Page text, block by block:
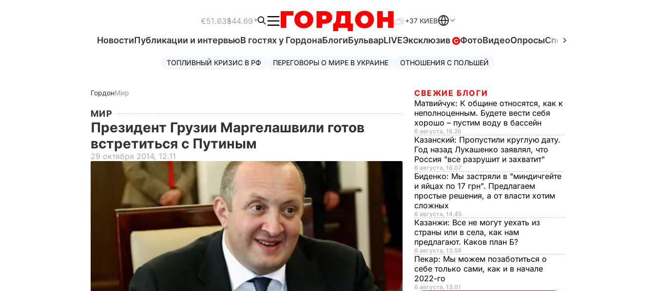
€51.63$44.69 +37 КИЕВ
НовостиПубликации и интервьюВ гостях у ГордонаБлогиБульварLIVEЭксклюзив ФотоВидеоОпросыСпецпроекты
ТОПЛИВНЫЙ КРИЗИС В РФ ПЕРЕГОВОРЫ О МИРЕ В УКРАИНЕ ОТНОШЕНИЯ С ПОЛЬШЕЙ
ГордонМир
МИР
Президент Грузии Маргелашвили готов
встретиться с Путиным
29 октября 2014, 12.11
СВЕЖИЕ БЛОГИ
Матвийчук: К общине относятся, как к
неполноценным. Будете вести себя
хорошо – пустим воду в бассейн
6 августа, 16.26
Казанский: Пропустили круглую дату.
Год назад Лукашенко заявлял, что
Россия "все разрушит и захватит"
6 августа, 16.07
Биденко: Мы застряли в "миндичгейте
и яйцах по 17 грн". Предлагаем
простые решения, а от власти хотим
сложных
6 августа, 14.45
Казанжи: Все не могут уехать из
страны или в села, как нам
предлагают. Каков план Б?
6 августа, 13.59
Пекар: Мы можем позаботиться о
себе только сами, как и в начале
2022-го
6 августа, 13.01